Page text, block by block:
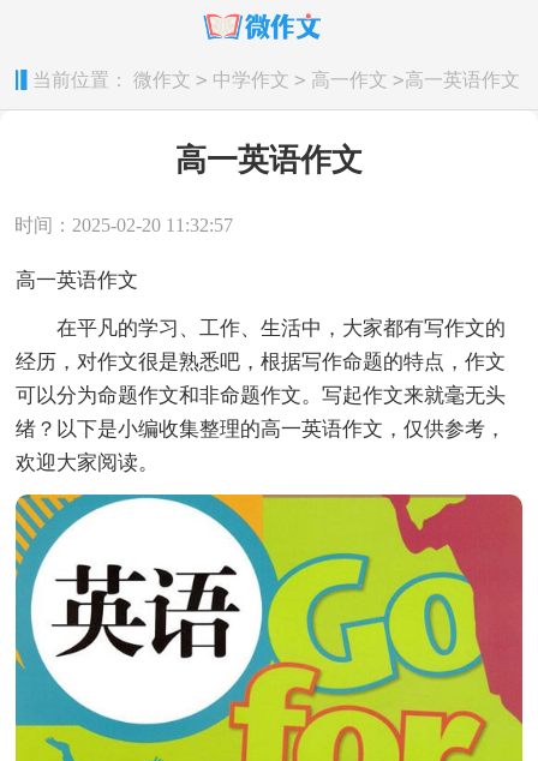
当前位置： 微作文 > 中学作文 > 高一作文 >高一英语作文
高一英语作文
时间：2025-02-20 11:32:57
高一英语作文
在平凡的学习、工作、生活中，大家都有写作文的
经历，对作文很是熟悉吧，根据写作命题的特点，作文
可以分为命题作文和非命题作文。写起作文来就毫无头
绪？以下是小编收集整理的高一英语作文，仅供参考，
欢迎大家阅读。